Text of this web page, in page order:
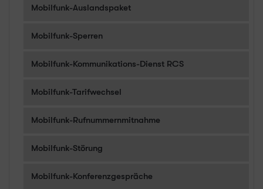
Mobilfunk-Auslandspaket
Mobilfunk-Sperren
Mobilfunk-Kommunikations-Dienst RCS
Mobilfunk-Tarifwechsel
Mobilfunk-Rufnummernmitnahme
Mobilfunk-Störung
Mobilfunk-Konferenzgespräche